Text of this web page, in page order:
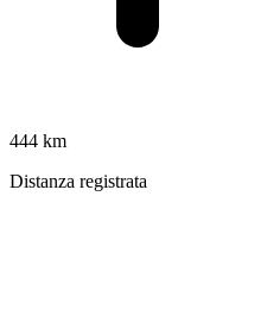
444 km
Distanza registrata